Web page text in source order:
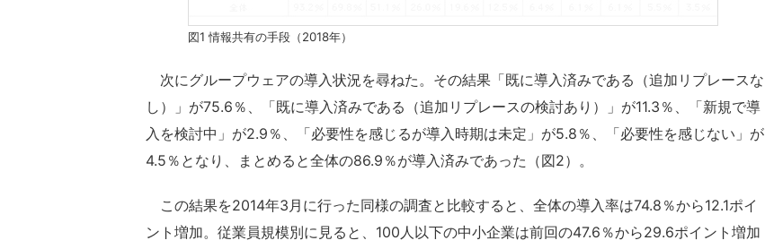
図1 情報共有の手段（2018年）
次にグループウェアの導入状況を尋ねた。その結果「既に導入済みである（追加リプレースな
し）」が75.6％、「既に導入済みである（追加リプレースの検討あり）」が11.3％、「新規で導
入を検討中」が2.9％、「必要性を感じるが導入時期は未定」が5.8％、「必要性を感じない」が
4.5％となり、まとめると全体の86.9％が導入済みであった（図2）。
この結果を2014年3月に行った同様の調査と比較すると、全体の導入率は74.8％から12.1ポイ
ント増加。従業員規模別に見ると、100人以下の中小企業は前回の47.6％から29.6ポイント増加